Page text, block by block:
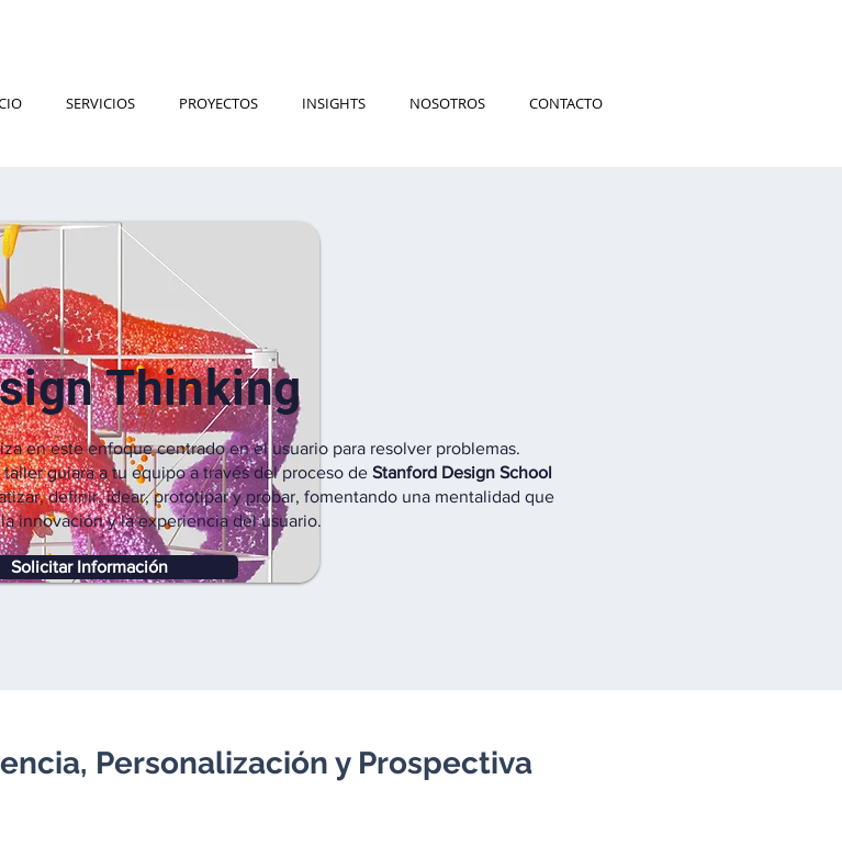
SERVICIOS PROYECTOS INSIGHTS NOSOTROS CONTACTO
Thinking
en este enfoque centrado en el usuario para resolver problemas.
taller guiará a tu equipo a través del proceso de Stanford Design School
definir, idear, prototipar y probar, fomentando una mentalidad que
innovación y la experiencia del usuario.
Solicitar Información
Personalización y Prospectiva